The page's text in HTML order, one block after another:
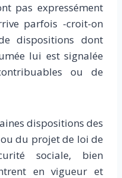
pas expressément
parfois -croit-on
dispositions dont
lui est signalée
ou de
dispositions des
du projet de loi de
sociale, bien
en vigueur et